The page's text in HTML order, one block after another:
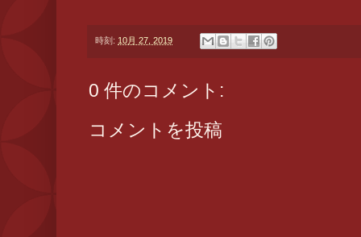
時刻: 10月 27, 2019
0 件のコメント:
コメントを投稿